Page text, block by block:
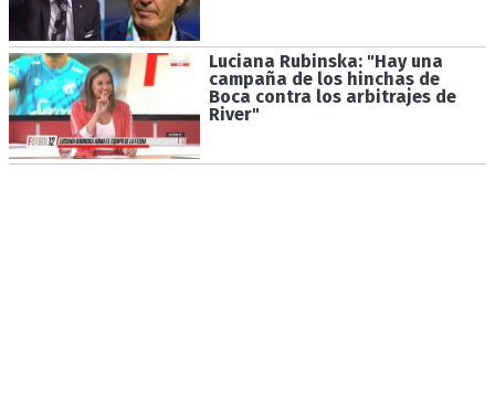
Luciana Rubinska: "Hay una
campaña de los hinchas de
Boca contra los arbitrajes de
River"